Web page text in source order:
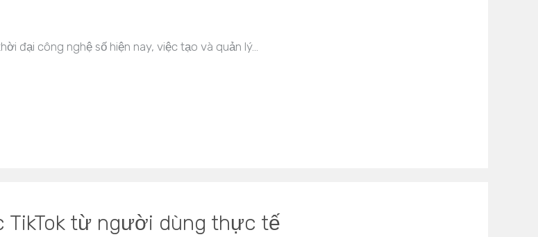
đại công nghệ số hiện nay, việc tạo và quản lý…
TikTok từ người dùng thực tế